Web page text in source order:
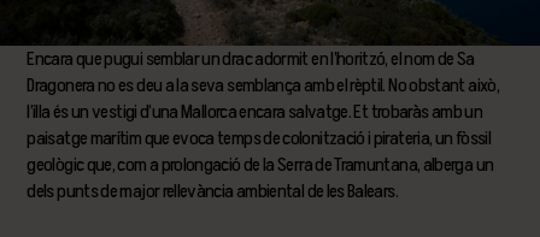
Encara que pugui semblar un drac adormit en l’horitzó, el nom de Sa
Dragonera no es deu a la seva semblança amb el rèptil. No obstant això,
l’illa és un vestigi d’una Mallorca encara salvatge. Et trobaràs amb un
paisatge marítim que evoca temps de colonització i pirateria, un fòssil
geològic que, com a prolongació de la Serra de Tramuntana, alberga un
dels punts de major rellevància ambiental de les Balears.